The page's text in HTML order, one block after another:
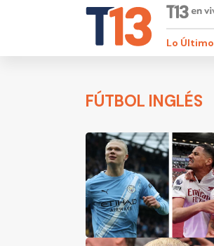
Lo Último
FÚTBOL INGLÉS